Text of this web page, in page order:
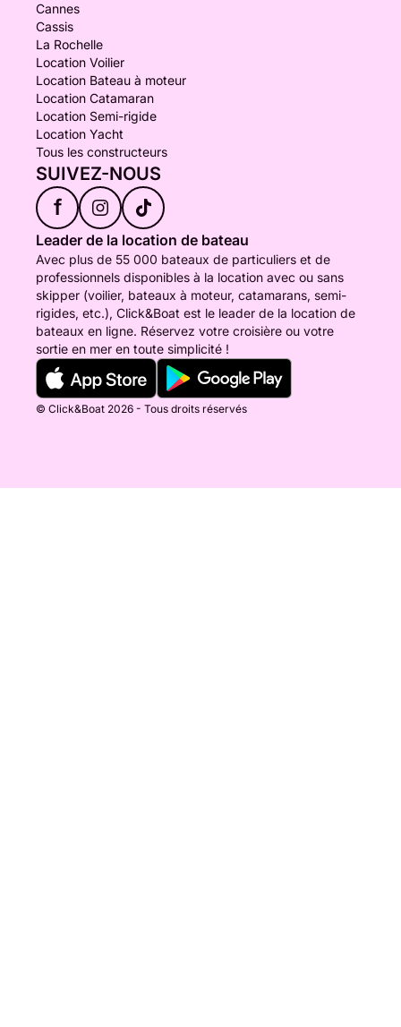
Cannes
Cassis
La Rochelle
Location Voilier
Location Bateau à moteur
Location Catamaran
Location Semi-rigide
Location Yacht
Tous les constructeurs
SUIVEZ-NOUS
f
Leader de la location de bateau
Avec plus de 55 000 bateaux de particuliers et de
professionnels disponibles à la location avec ou sans
skipper (voilier, bateaux à moteur, catamarans, semi-
rigides, etc.), Click&Boat est le leader de la location de
bateaux en ligne. Réservez votre croisière ou votre
sortie en mer en toute simplicité !
© Click&Boat 2026 - Tous droits réservés